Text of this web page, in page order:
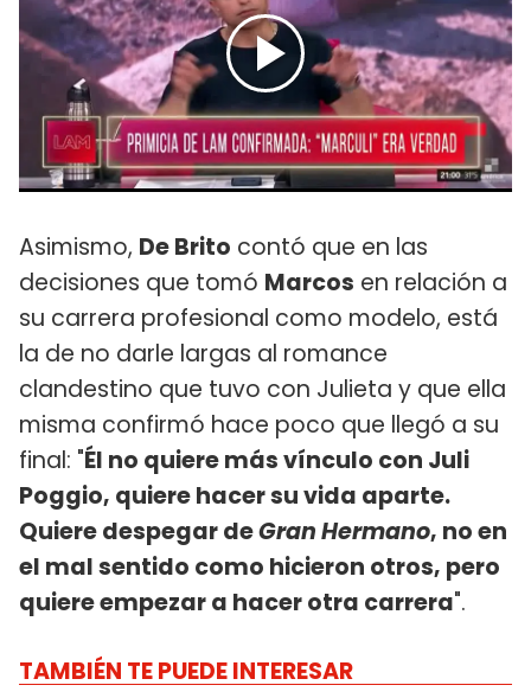
Asimismo, De Brito contó que en las
decisiones que tomó Marcos en relación a
su carrera profesional como modelo, está
la de no darle largas al romance
clandestino que tuvo con Julieta y que ella
misma confirmó hace poco que llegó a su
final: "Él no quiere más vínculo con Juli
Poggio, quiere hacer su vida aparte.
Quiere despegar deGran Hermano, no en
el mal sentido como hicieron otros, pero
quiere empezar a hacer otra carrera".
TAMBIÉN TE PUEDE INTERESAR